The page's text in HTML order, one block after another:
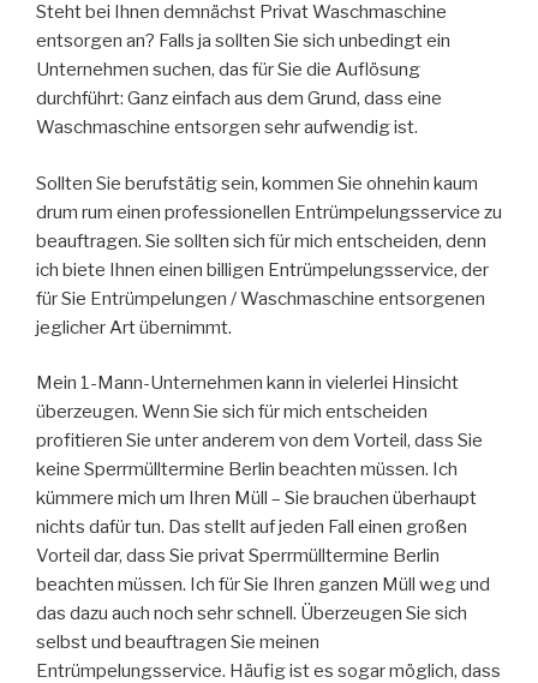
Steht bei Ihnen demnächst Privat Waschmaschine
entsorgen an? Falls ja sollten Sie sich unbedingt ein
Unternehmen suchen, das für Sie die Auflösung
durchführt: Ganz einfach aus dem Grund, dass eine
Waschmaschine entsorgen sehr aufwendig ist.
Sollten Sie berufstätig sein, kommen Sie ohnehin kaum
drum rum einen professionellen Entrümpelungsservice zu
beauftragen. Sie sollten sich für mich entscheiden, denn
ich biete Ihnen einen billigen Entrümpelungsservice, der
für Sie Entrümpelungen / Waschmaschine entsorgenen
jeglicher Art übernimmt.
Mein 1-Mann-Unternehmen kann in vielerlei Hinsicht
überzeugen. Wenn Sie sich für mich entscheiden
profitieren Sie unter anderem von dem Vorteil, dass Sie
keine Sperrmülltermine Berlin beachten müssen. Ich
kümmere mich um Ihren Müll – Sie brauchen überhaupt
nichts dafür tun. Das stellt auf jeden Fall einen großen
Vorteil dar, dass Sie privat Sperrmülltermine Berlin
beachten müssen. Ich für Sie Ihren ganzen Müll weg und
das dazu auch noch sehr schnell. Überzeugen Sie sich
selbst und beauftragen Sie meinen
Entrümpelungsservice. Häufig ist es sogar möglich, dass